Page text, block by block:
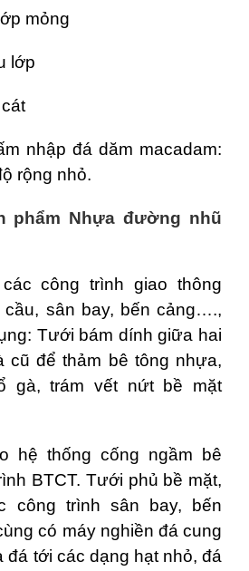
mỏng
lớp
nhập đá dăm macadam:
rộng nhỏ.
phẩm Nhựa đường nhũ
công trình giao thông
sân bay, bến cảng….,
Tưới bám dính giữa hai
cũ để thảm bê tông nhựa,
gà, trám vết nứt bề mặt
hệ thống cống ngầm bê
BTCT. Tưới phủ bề mặt,
công trình sân bay, bến
có máy nghiền đá cung
đá tới các dạng hạt nhỏ, đá